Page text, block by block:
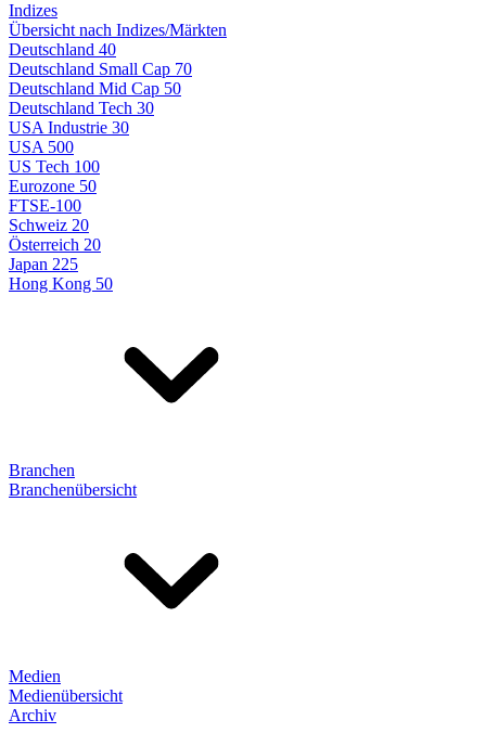
Indizes
Übersicht nach Indizes/Märkten
Deutschland 40
Deutschland Small Cap 70
Deutschland Mid Cap 50
Deutschland Tech 30
USA Industrie 30
USA 500
US Tech 100
Eurozone 50
FTSE-100
Schweiz 20
Österreich 20
Japan 225
Hong Kong 50
Branchen
Branchenübersicht
Medien
Medienübersicht
Archiv